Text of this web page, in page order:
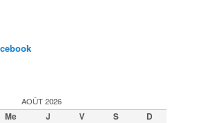
AOÛT 2026
Me J V S D